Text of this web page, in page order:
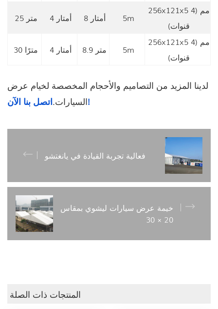
25 متر 4 أمتار 8 أمتار 5m
256x121x5 مم (4
قنوات)
30 مترًا 4 أمتار 8.9 متر 5m
256x121x5 مم (4
قنوات)
لدينا المزيد من التصاميم والأحجام المخصصة لخيام عرض
السيارات.اتصل بنا الآن!
فعالية تجربة القيادة في يانغتشو
خيمة عرض سيارات ليشوي بمقاس
20 × 30
المنتجات ذات الصلة